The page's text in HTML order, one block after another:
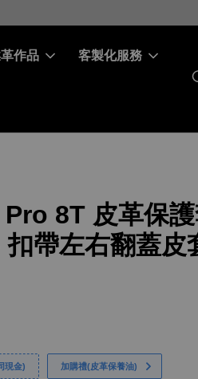
作品 客製化服務
8T 皮革保
帶左右翻蓋皮
現金) 加購禮(皮革保養油)